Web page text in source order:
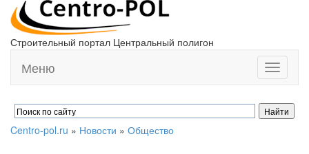
Строительный портал Центральный полигон
Toggle
Меню
Centro-pol.ru » Новости » Общество